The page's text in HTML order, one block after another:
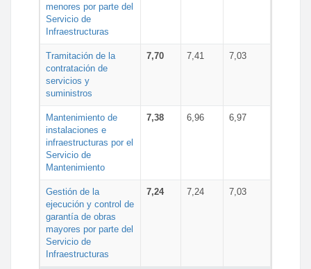
menores por parte del
Servicio de
Infraestructuras
Tramitación de la
contratación de
servicios y
suministros
7,70 7,41 7,03
Mantenimiento de
instalaciones e
infraestructuras por el
Servicio de
Mantenimiento
7,38 6,96 6,97
Gestión de la
ejecución y control de
garantía de obras
mayores por parte del
Servicio de
Infraestructuras
7,24 7,24 7,03